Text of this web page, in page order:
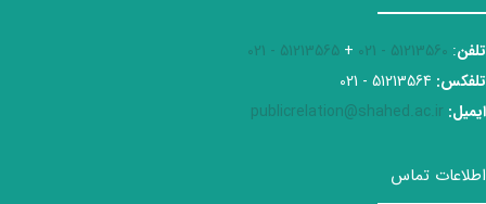
تلفن:
51213560 - 021
+
51213565 - 021
تلفکس:
ایمیل: publicrelation@shahed.ac.ir
اطلاعات تماس